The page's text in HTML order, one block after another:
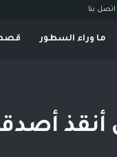
اتصل بنا
ما وراء السطور قصص